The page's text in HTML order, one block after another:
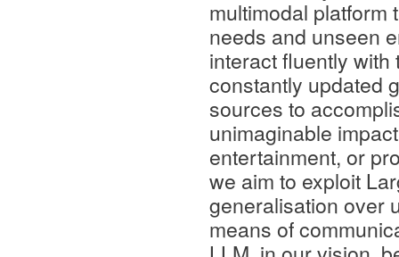
multimodal platform
needs and unseen
interact fluently
constantly updated
sources to
unimaginable
entertainment, or
we aim to exploit
generalisation over
means of